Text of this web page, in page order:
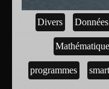
Divers
programmes